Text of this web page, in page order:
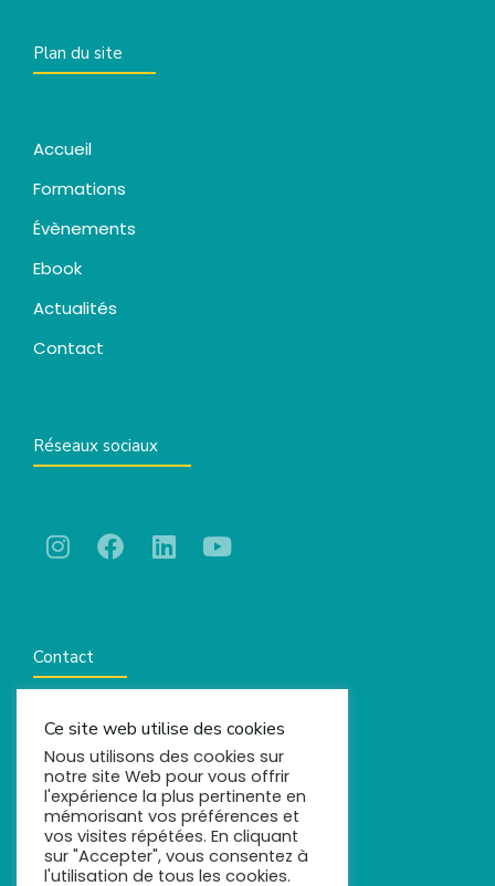
Plan du site
Accueil
Formations
Évènements
Ebook
Actualités
Contact
Réseaux sociaux
Contact
contact@comels.fr
Ce site web utilise des cookies
Nous utilisons des cookies sur
notre site Web pour vous offrir
l'expérience la plus pertinente en
mémorisant vos préférences et
vos visites répétées. En cliquant
sur "Accepter", vous consentez à
l'utilisation de tous les cookies.